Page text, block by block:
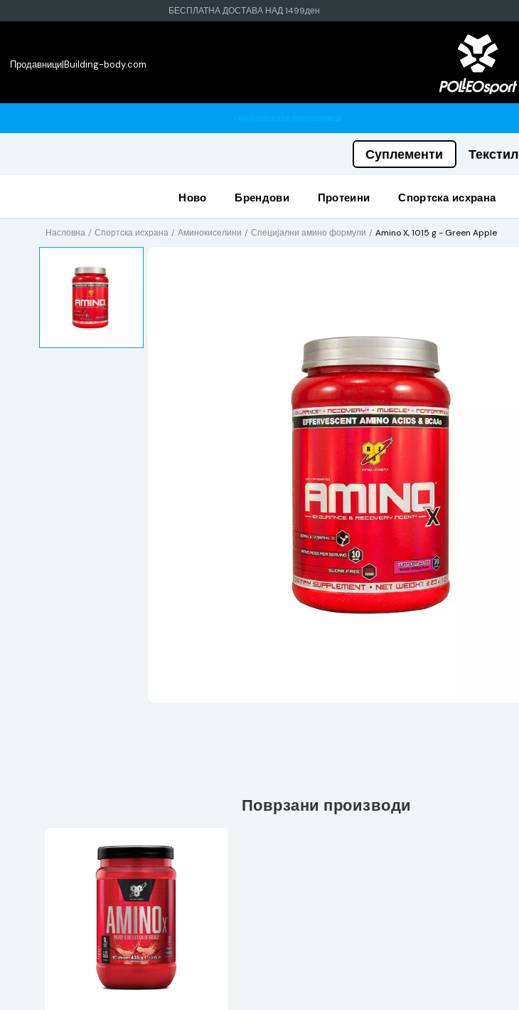
БЕСПЛАТНА ДОСТАВА НАД 1499ден
Продавници|Building-body.com
Суплементи Текстил
ново брендови протеини спортска исхрана
Насловна Спортска исхрана Аминокиселини Специјални амино формули Amino X, 1015 g - Green Apple
Поврзани производи